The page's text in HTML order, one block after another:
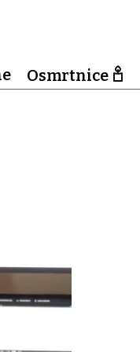
Osmrtnice